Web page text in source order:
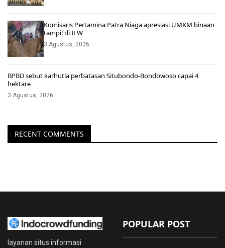
Komisaris Pertamina Patra Niaga apresiasi UMKM binaan
tampil di IFW
3 Agustus, 2026
BPBD sebut karhutla perbatasan Situbondo-Bondowoso capai 4
hektare
3 Agustus, 2026
RECENT COMMENTS
layanan situs informasi
POPULAR POST